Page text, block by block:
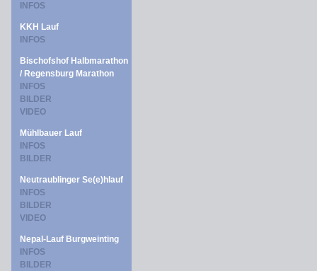
INFOS
KKH Lauf
INFOS
Bischofshof Halbmarathon
/ Regensburg Marathon
INFOS
BILDER
VIDEO
Mühlbauer Lauf
INFOS
BILDER
Neutraublinger Se(e)hlauf
INFOS
BILDER
VIDEO
Nepal-Lauf Burgweinting
INFOS
BILDER